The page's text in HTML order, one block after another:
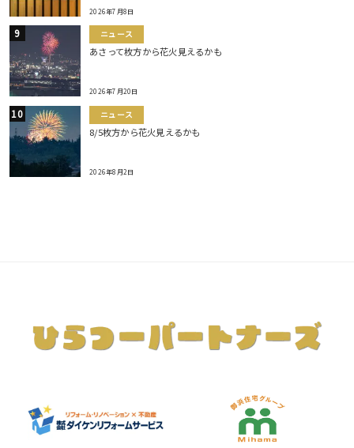
2026年7月8日
ニュース
あさって枚方から花火見えるかも
2026年7月20日
ニュース
8/5枚方から花火見えるかも
2026年8月2日